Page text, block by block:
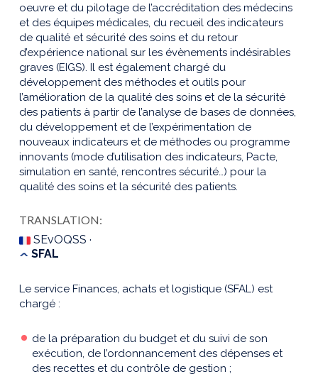
oeuvre et du pilotage de l’accréditation des médecins
et des équipes médicales, du recueil des indicateurs
de qualité et sécurité des soins et du retour
d’expérience national sur les évènements indésirables
graves (EIGS). Il est également chargé du
développement des méthodes et outils pour
l’amélioration de la qualité des soins et de la sécurité
des patients à partir de l’analyse de bases de données,
du développement et de l’expérimentation de
nouveaux indicateurs et de méthodes ou programme
innovants (mode d’utilisation des indicateurs, Pacte,
simulation en santé, rencontres sécurité…) pour la
qualité des soins et la sécurité des patients.
TRANSLATION:
SEvOQSS ·
SFAL
Le service Finances, achats et logistique (SFAL) est
chargé :
de la préparation du budget et du suivi de son
exécution, de l’ordonnancement des dépenses et
des recettes et du contrôle de gestion ;